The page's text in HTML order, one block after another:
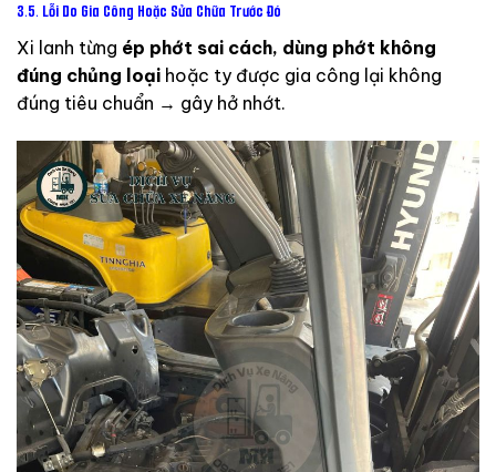
3.5. Lỗi Do Gia Công Hoặc Sửa Chữa TrướcĐó
Xi lanh từng ép phớt sai cách, dùng phớt không
đúng chủng loại hoặc ty được gia công lại không
đúng tiêu chuẩn → gây hở nhớt.